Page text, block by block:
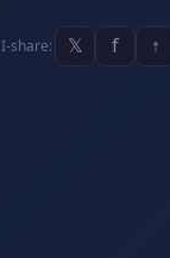
I-share: 𝕏 f ↑